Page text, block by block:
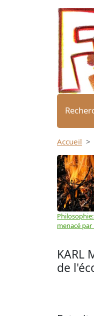
Accueil
menacé par
KARL
de